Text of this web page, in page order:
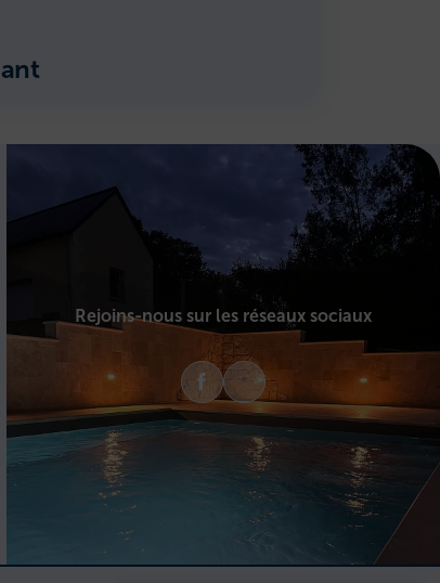
Rejoins-nous sur les réseaux sociaux